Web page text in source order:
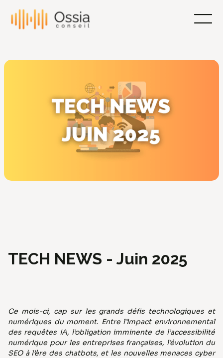
TECH NEWS - Juin 2025
Ce mois-ci, cap sur les grands défis technologiques et
numériques du moment. Entre l’impact environnemental
des requêtes IA, l’obligation imminente de l’accessibilité
numérique pour les entreprises françaises, l’évolution du
SEO à l’ère des chatbots, et les nouvelles menaces cyber